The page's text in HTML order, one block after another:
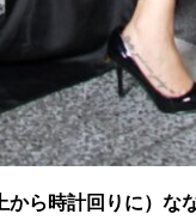
から時計回りに）